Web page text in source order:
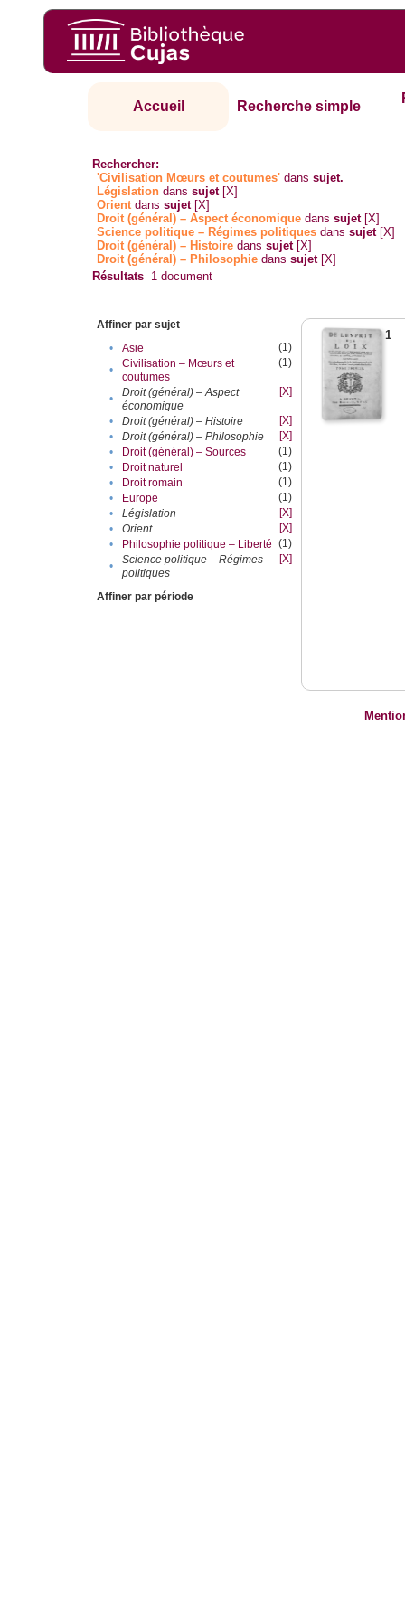
Accueil Recherche simple
Rechercher:
'Civilisation Mœurs et coutumes' danssujet.
Législation danssujet [X]
Orientdanssujet [X]
Droit (général) – Aspect économique danssujet [X]
Science politique – Régimes politiques danssujet [X]
Droit (général) – Histoire danssujet [X]
Droit (général) – Philosophie danssujet [X]
Résultats 1 document
Affiner par sujet
•
Asie
(1)
•
Civilisation – Mœurs et
coutumes
(1)
•
Droit (général) – Aspect
économique
[X]
• Droit (général) – Histoire
[X]
•
Droit (général) – Philosophie
[X]
•
Droit (général) – Sources
(1)
•
Droit naturel
(1)
•
Droit romain
(1)
•
Europe
(1)
•
Législation
[X]
•
Orient
[X]
•
Philosophie politique – Liberté (1)
•
Science politique – Régimes
politiques
[X]
Affiner par période
1